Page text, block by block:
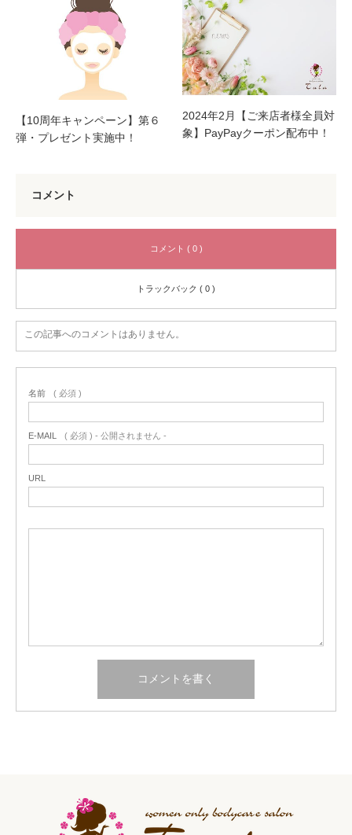
【10周年キャンペーン】第６
弾・プレゼント実施中！
2024年2月【ご来店者様全員対
象】PayPayクーポン配布中！
コメント
コメント ( 0 )
トラックバック ( 0 )
この記事へのコメントはありません。
名前 ( 必須 )
E-MAIL ( 必須 ) - 公開されません -
URL